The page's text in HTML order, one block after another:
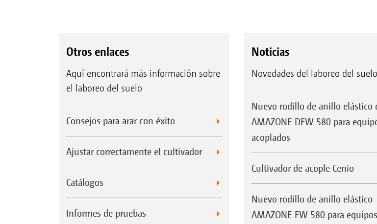
Otros enlaces
Aquí encontrará más información sobre
el laboreo del suelo
Consejos para arar con éxito
Ajustar correctamente el cultivador
Catálogos
Informes de pruebas
Noticias
Novedades del laboreo del suelo
Nuevo rodillo de anillo elástico
AMAZONE DFW 580 para
acoplados
Cultivador de acople Cenio
Nuevo rodillo de anillo elástico
AMAZONE FW 580 para equipos